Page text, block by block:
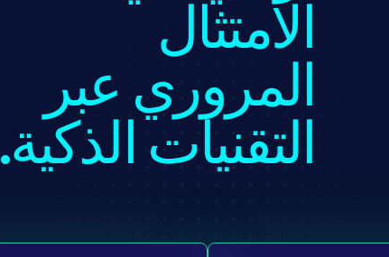
الامتثال
المروري عبر
التقنيات الذكية.